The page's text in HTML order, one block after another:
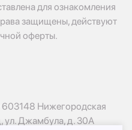
для ознакомления
защищены, действуют
оферты.
Нижегородская
ул. Джамбула, д. 30А